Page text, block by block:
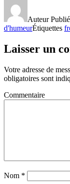
Auteur
d'humeurÉtiquettes
Laisser un
Votre adresse de
obligatoires sont
Commentaire
Nom *